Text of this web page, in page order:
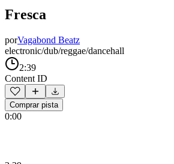
Fresca
porVagabond Beatz
electronic/dub/reggae/dancehall
2:39
Content ID
Comprar pista
0:00